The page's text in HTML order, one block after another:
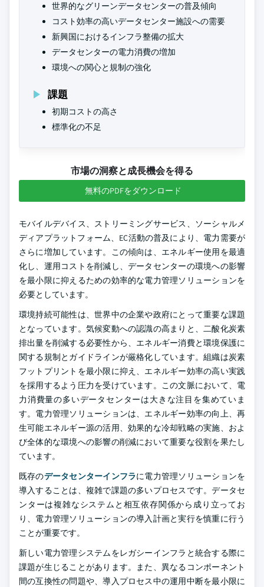
世界的なグリーンデータセンターの普及傾向
コスト効率の高いデータセンター施設への需要
新興国におけるインフラ整備の拡大
データセンターの電力消費の増加
環境への関心と規制の強化
課題
初期コストの高さ
標準化の不足
市場の洞察と成長機会を得る
無料のPDFをダウンロード
モバイルデバイス、ストリーミングサービス、ソーシャルメ
ディアプラットフォーム、EC活動の普及により、電力需要が
さらに増加しています。この傾向は、エネルギー使用を最適
化し、運用コストを削減し、データセンターの環境への影響
を最小限に抑えるための効率的な電力管理ソリューションを
必要としています。
環境持続可能性は、世界中の企業や政府にとって重要な課題
となっています。気候変動への認識の高まりと、二酸化炭素
排出量を削減する必要性から、エネルギー消費と環境保護に
関する規制とガイドラインが厳格化しています。組織は炭素
フットプリントを最小限に抑え、エネルギー効率の高い実践
を採用するよう圧力を受けています。この文脈において、電
力消費量の多いデータセンターは大きな注目を集めていま
す。電力管理ソリューションは、エネルギー効率の向上、再
生可能エネルギー源の活用、効果的な冷却戦略の実施、およ
び全体的な環境への影響の削減において重要な役割を果たし
ています。
既存のデータセンターインフラに電力管理ソリューションを
導入することは、複雑で課題の多いプロセスです。データセ
ンターは複雑なシステムと相互依存関係から成り立ってお
り、電力管理ソリューションの導入計画と実行を慎重に行う
ことが重要です。
新しい電力管理システムをレガシーインフラと統合する際に
課題が生じることがあります。また、異なるコンポーネント
間の互換性の問題や、導入プロセス中の運用中断を最小限に